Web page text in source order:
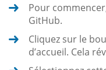
Pour
GitHub.
Cliquez sur le
d’accueil. Cela